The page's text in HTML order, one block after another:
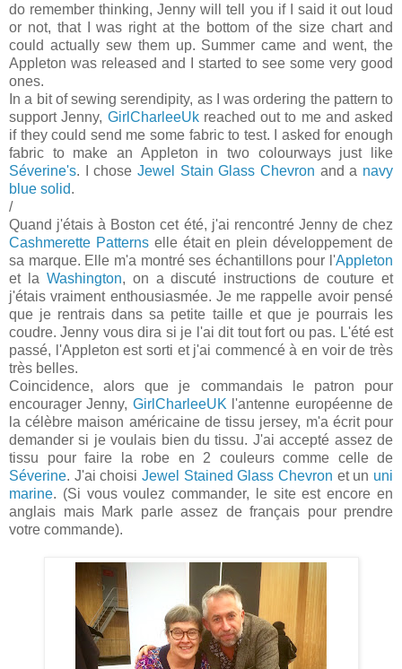
do remember thinking, Jenny will tell you if I said it out loud
or not, that I was right at the bottom of the size chart and
could actually sew them up. Summer came and went, the
Appleton was released and I started to see some very good
ones.
In a bit of sewing serendipity, as I was ordering the pattern to
support Jenny, GirlCharleeUkreached out to me and asked
if they could send me some fabric to test. I asked for enough
fabric to make an Appleton in two colourways just like
Séverine's. I chose Jewel Stain Glass Chevron and a navy
blue solid.
/
Quand j'étais à Boston cet été, j'ai rencontré Jenny de chez
Cashmerette Patternselle était en plein développement de
sa marque. Elle m'a montré ses échantillons pour l'Appleton
et la Washington, on a discuté instructions de couture et
j'étais vraiment enthousiasmée. Je me rappelle avoir pensé
que je rentrais dans sa petite taille et que je pourrais les
coudre. Jenny vous dira si je l'ai dit tout fort ou pas. L'été est
passé, l'Appleton est sorti et j'ai commencé à en voir de très
très belles.
Coincidence, alors que je commandais le patron pour
encourager Jenny, GirlCharleeUK l'antenne européenne de
la célèbre maison américaine de tissu jersey, m'a écrit pour
demander si je voulais bien du tissu. J'ai accepté assez de
tissu pour faire la robe en 2 couleurs comme celle de
Séverine. J'ai choisi Jewel Stained Glass Chevron et un uni
marine. (Si vous voulez commander, le site est encore en
anglais mais Mark parle assez de français pour prendre
votre commande).